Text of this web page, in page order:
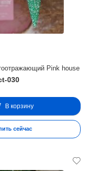
Pink house
030
В корзину
сейчас